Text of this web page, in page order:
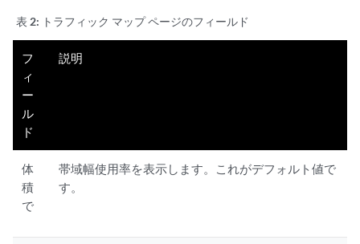
表 2: トラフィック マップ ページのフィールド
フ
ィ
ー
ル
ド
説明
体
積
で
帯域幅使用率を表示します。これがデフォルト値で
す。